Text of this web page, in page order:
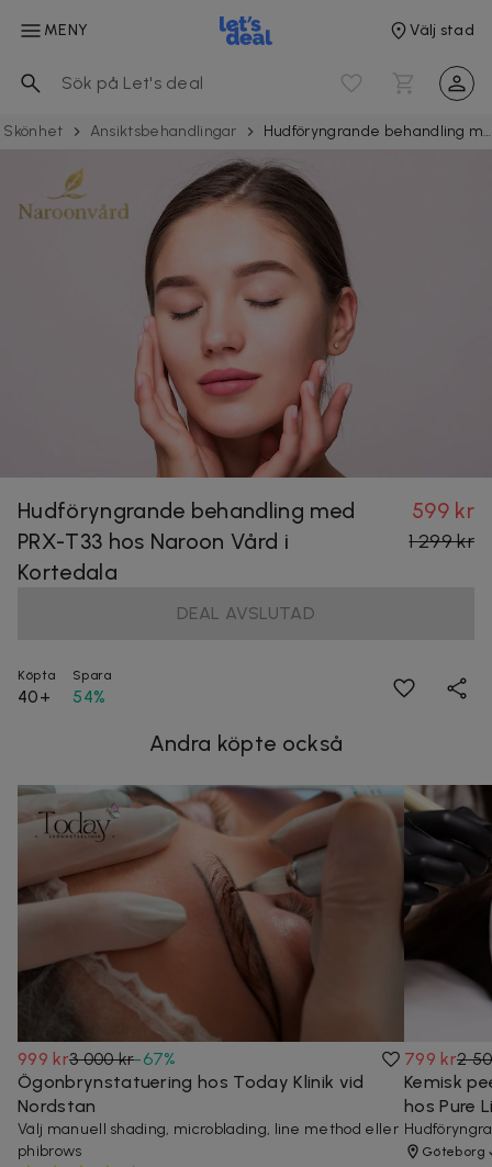
MENY Välj stad
Skönhet Ansiktsbehandlingar Hudföryngrande behandling med PRX-T33 hos Naroon Vård i Kortedala
Hudföryngrande behandling med
PRX-T33 hos Naroon Vård i
Kortedala
599 kr
1 299 kr
DEAL AVSLUTAD
Köpta
40+
Spara
54%
Andra köpte också
999 kr3 000 kr-67%
Ögonbrynstatuering hos Today Klinik vid
Nordstan
Välj manuell shading, microblading, line method eller
phibrows
799 kr2
Kemisk
hos Pure
Göteborg